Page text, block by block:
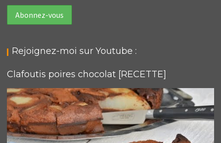
Rejoignez-moi sur Youtube :
Clafoutis poires chocolat [RECETTE]